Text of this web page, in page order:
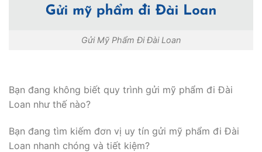
Gửi Mỹ Phẩm Đi Đài Loan
Bạn đang không biết quy trình gửi mỹ phẩm đi Đài
Loan như thế nào?
Bạn đang tìm kiếm đơn vị uy tín gửi mỹ phẩm đi Đài
Loan nhanh chóng và tiết kiệm?